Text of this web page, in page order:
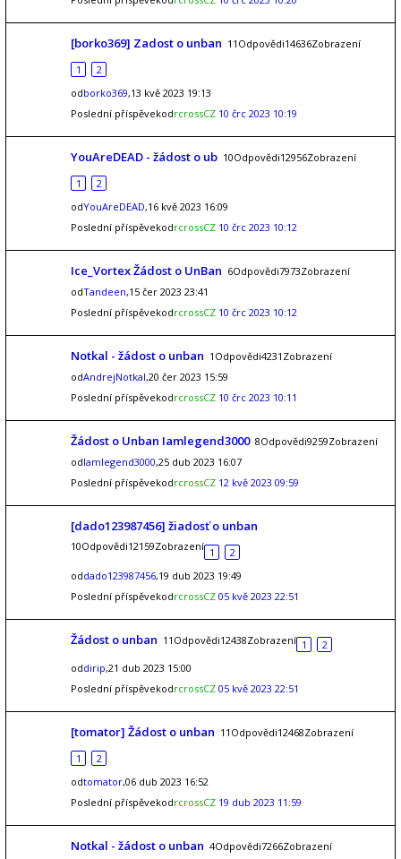
[borko369] Zadost o unban 11Odpovědi14636Zobrazení
1
2
odborko369,13 kvě 2023 19:13
Poslední příspěvekodrcrossCZ 10 črc 2023 10:19
YouAreDEAD - žádost o ub 10Odpovědi12956Zobrazení
1
2
odYouAreDEAD,16 kvě 2023 16:09
Poslední příspěvekodrcrossCZ 10 črc 2023 10:12
Ice_Vortex Žádost o UnBan 6Odpovědi7973Zobrazení
odTandeen,15 čer 2023 23:41
Poslední příspěvekodrcrossCZ 10 črc 2023 10:12
Notkal - žádost o unban 1Odpovědi4231Zobrazení
odAndrejNotkal,20 čer 2023 15:59
Poslední příspěvekodrcrossCZ 10 črc 2023 10:11
Žádost o Unban Iamlegend3000 8Odpovědi9259Zobrazení
odIamlegend3000,25 dub 2023 16:07
Poslední příspěvekodrcrossCZ 12 kvě 2023 09:59
[dado123987456] žiadosť o unban
10Odpovědi12159Zobrazení 1
2
oddado123987456,19 dub 2023 19:49
Poslední příspěvekodrcrossCZ 05 kvě 2023 22:51
Žádost o unban 11Odpovědi12438Zobrazení 1
2
oddirip,21 dub 2023 15:00
Poslední příspěvekodrcrossCZ 05 kvě 2023 22:51
[tomator] Žádost o unban 11Odpovědi12468Zobrazení
1
2
odtomator,06 dub 2023 16:52
Poslední příspěvekodrcrossCZ 19 dub 2023 11:59
Notkal - žádost o unban 4Odpovědi7266Zobrazení